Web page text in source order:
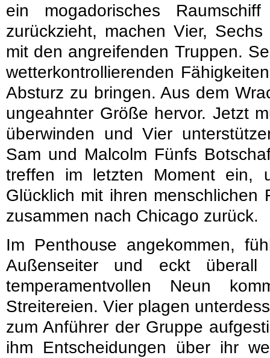
ein mogadorisches
zurückzieht, machen Vier,
mit den angreifenden Truppen.
wetterkontrollierenden
Absturz zu bringen. Aus dem
ungeahnter Größe hervor. Jetzt
überwinden und Vier
Sam und Malcolm Fünfs
treffen im letzten Moment ein,
Glücklich mit ihren menschlichen
zusammen nach Chicago zurück.
Im Penthouse angekommen,
Außenseiter und eckt
temperamentvollen Neun
Streitereien. Vier plagen
zum Anführer der Gruppe
ihm Entscheidungen über ihr